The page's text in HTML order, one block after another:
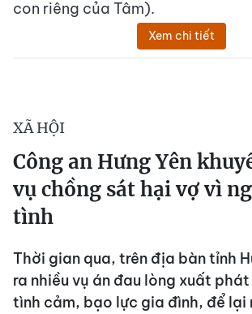
con riêng của Tâm).
Xem chi tiết
XÃ HỘI
Công an Hưng Yên
vụ chồng sát hại vợ vì
tình
Thời gian qua, trên địa bàn tỉnh
ra nhiều vụ án đau lòng xuất
tình cảm, bạo lực gia đình, để lại